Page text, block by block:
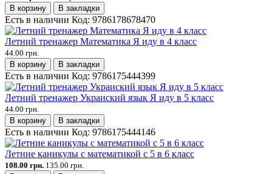
В корзину
В закладки
Есть в наличии Код: 9786178678470
Летний тренажер Математика Я иду в 4 класс
44.00 грн.
В корзину
В закладки
Есть в наличии Код: 9786175444399
Летний тренажер Украиский язык Я иду в 5 класс
44.00 грн.
В корзину
В закладки
Есть в наличии Код: 9786175444146
Летние каникулы с математикой с 5 в 6 класс
108.00 грн. 135.00 грн.